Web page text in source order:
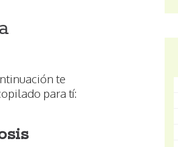
te
para tí: